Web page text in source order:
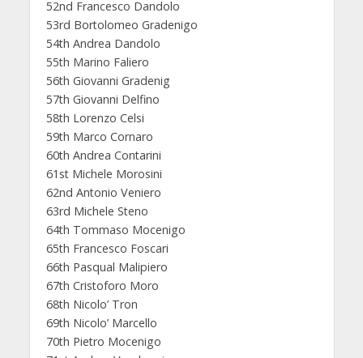
52nd Francesco Dandolo
53rd Bortolomeo Gradenigo
54th Andrea Dandolo
55th Marino Faliero
56th Giovanni Gradenig
57th Giovanni Delfino
58th Lorenzo Celsi
59th Marco Cornaro
60th Andrea Contarini
61st Michele Morosini
62nd Antonio Veniero
63rd Michele Steno
64th Tommaso Mocenigo
65th Francesco Foscari
66th Pasqual Malipiero
67th Cristoforo Moro
68th Nicolo’ Tron
69th Nicolo’ Marcello
70th Pietro Mocenigo